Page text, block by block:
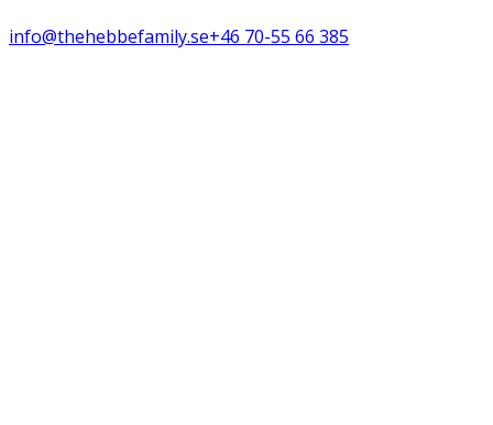
info@thehebbefamily.se+46 70-55 66 385